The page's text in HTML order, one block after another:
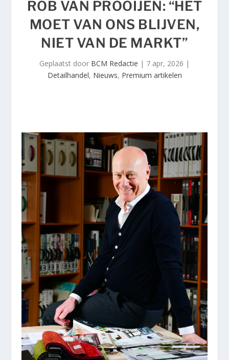
ROB VAN PROOIJEN: “HET
MOET VAN ONS BLIJVEN,
NIET VAN DE MARKT”
Geplaatst door BCM Redactie | 7 apr, 2026 |
Detailhandel, Nieuws, Premium artikelen